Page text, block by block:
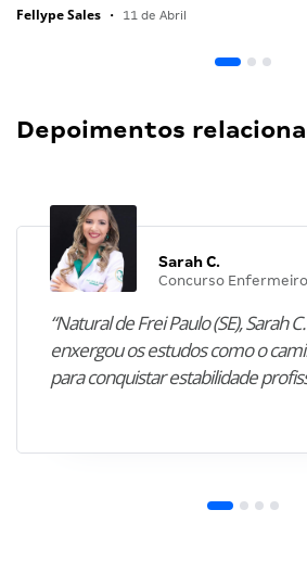
Fellype Sales • 11 de Abril
Depoimentos
Sarah C.
Concurso Enfermeiro
“Natural de Frei Paulo (SE), Sarah
enxergou os estudos como o
para conquistar estabilidade